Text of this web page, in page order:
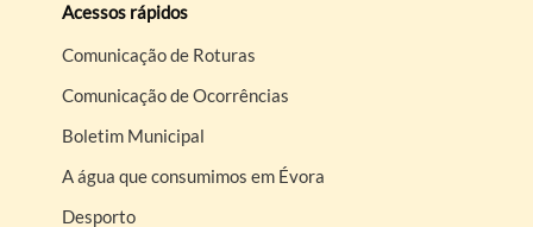
Acessos rápidos
Comunicação de Roturas
Comunicação de Ocorrências
Boletim Municipal
A água que consumimos em Évora
Desporto